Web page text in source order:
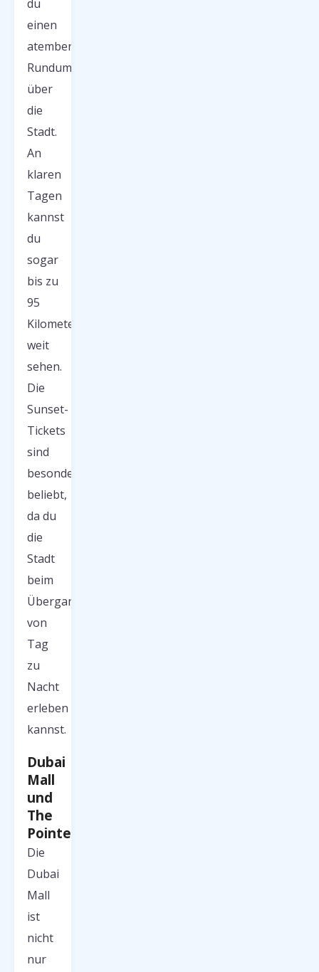
du
einen
atemberaubenden
Rundumblick
über
die
Stadt.
An
klaren
Tagen
kannst
du
sogar
bis zu
95
Kilometer
weit
sehen.
Die
Sunset-
Tickets
sind
besonders
beliebt,
da du
die
Stadt
beim
Übergang
von
Tag
zu
Nacht
erleben
kannst.
Dubai
Mall
und
The
Pointe
Die
Dubai
Mall
ist
nicht
nur